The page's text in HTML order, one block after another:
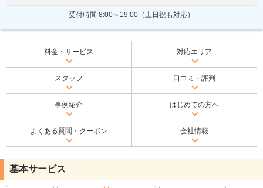
受付時間 8:00～19:00（土日祝も対応）
料金・サービス 対応エリア
スタッフ 口コミ・評判
事例紹介 はじめての方へ
よくある質問・クーポン 会社情報
基本サービス